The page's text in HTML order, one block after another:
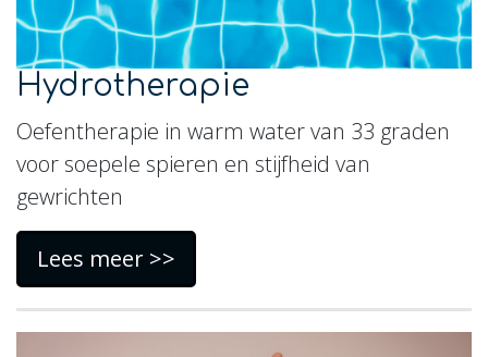
Hydrotherapie
Oefentherapie in warm water van 33 graden
voor soepele spieren en stijfheid van
gewrichten
Lees meer >>